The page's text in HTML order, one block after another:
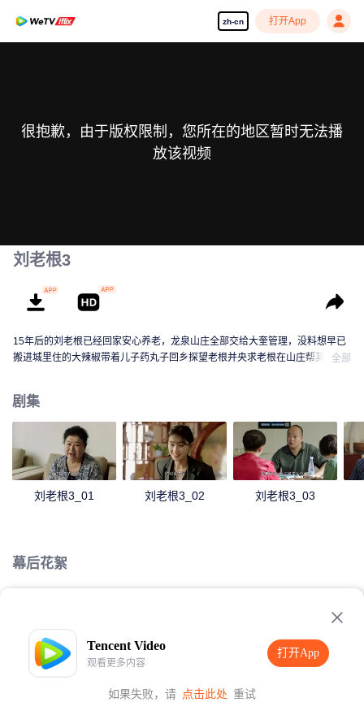
zh-cn 打开App
Tencent Video
观看更多内容
打开App
如果失败，请 点击此处 重试
打开App
很抱歉，由于版权限制，您所在的地区暂时无法播
放该视频
刘老根3
15年后的刘老根已经回家安心养老，龙泉山庄全部交给大奎管理，没料想早已
搬进城里住的大辣椒带着儿子药丸子回乡探望老根并央求老根在山庄帮其找份
山庄的真实情况，刘老根决定重返山庄，再次主持大局，将山庄重整旗鼓，也
从此发生了一系列啼笑皆非的故事......
全部
剧集
刘老根3_01 刘老根3_02 刘老根3_03
幕后花絮